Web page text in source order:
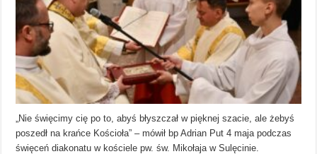
„Nie święcimy cię po to, abyś błyszczał w pięknej szacie, ale żebyś
poszedł na krańce Kościoła” – mówił bp Adrian Put 4 maja podczas
święceń diakonatu w kościele pw. św. Mikołaja w Sulęcinie.